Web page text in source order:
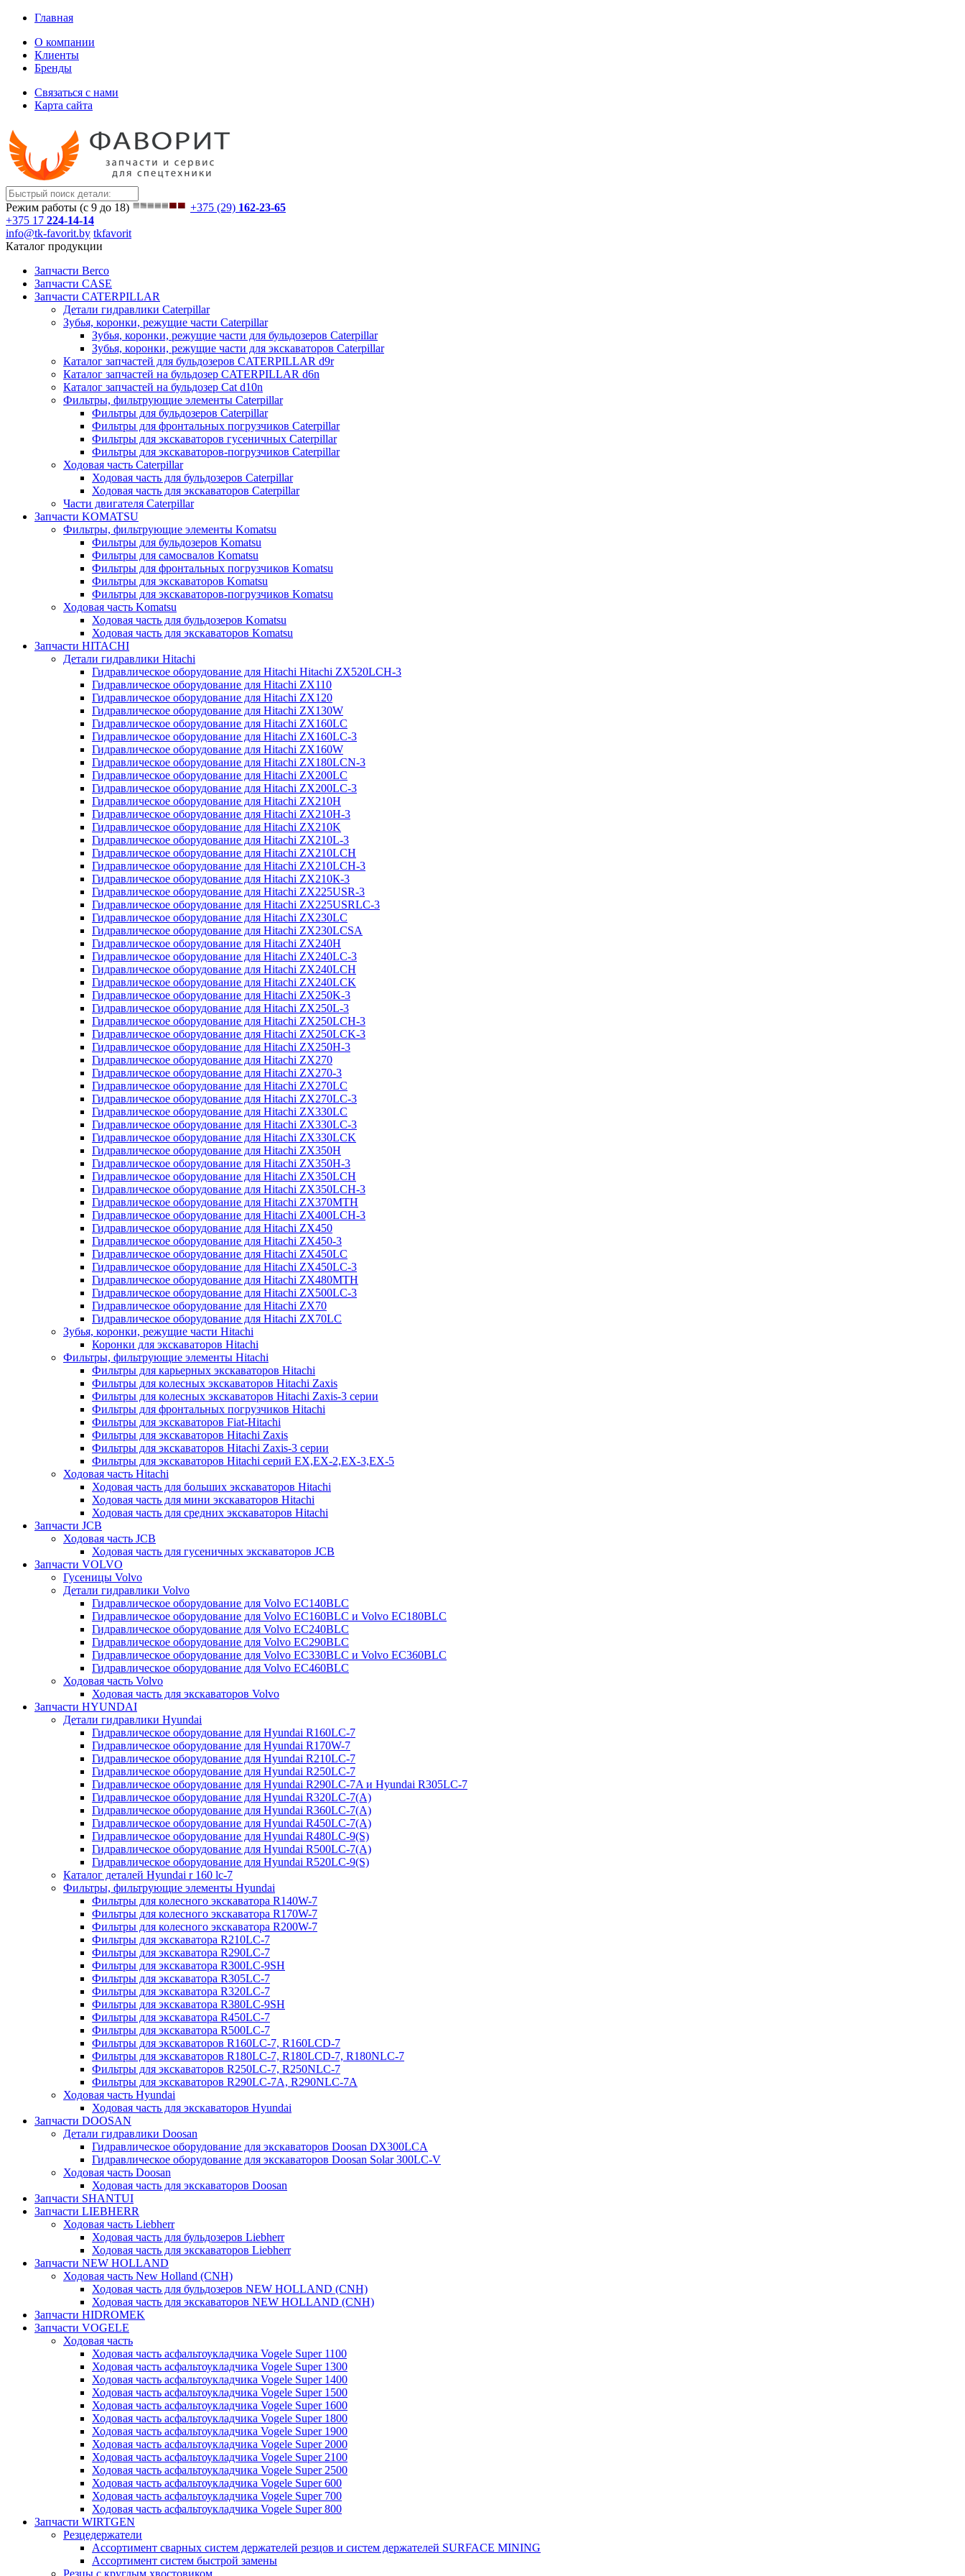
Главная
О компании
Клиенты
Бренды
Связаться с нами
Карта сайта
Режим работы (с 9 до 18) +375 (29) 162-23-65
+375 17 224-14-14
info@tk-favorit.by tkfavorit
Каталог продукции
Запчасти Berco
Запчасти CASE
Запчасти CATERPILLAR
Детали гидравлики Caterpillar
Зубья, коронки, режущие части Caterpillar
Зубья, коронки, режущие части для бульдозеров Caterpillar
Зубья, коронки, режущие части для экскаваторов Caterpillar
Каталог запчастей для бульдозеров CATERPILLAR d9r
Каталог запчастей на бульдозер CATERPILLAR d6n
Каталог запчастей на бульдозер Сat d10n
Фильтры, фильтрующие элементы Caterpillar
Фильтры для бульдозеров Caterpillar
Фильтры для фронтальных погрузчиков Caterpillar
Фильтры для экскаваторов гусеничных Caterpillar
Фильтры для экскаваторов-погрузчиков Caterpillar
Ходовая часть Caterpillar
Ходовая часть для бульдозеров Caterpillar
Ходовая часть для экскаваторов Caterpillar
Части двигателя Caterpillar
Запчасти KOMATSU
Фильтры, фильтрующие элементы Komatsu
Фильтры для бульдозеров Komatsu
Фильтры для самосвалов Komatsu
Фильтры для фронтальных погрузчиков Komatsu
Фильтры для экскаваторов Komatsu
Фильтры для экскаваторов-погрузчиков Komatsu
Ходовая часть Komatsu
Ходовая часть для бульдозеров Komatsu
Ходовая часть для экскаваторов Komatsu
Запчасти HITACHI
Детали гидравлики Hitachi
Гидравлическое оборудование для Hitachi Hitachi ZX520LCH-3
Гидравлическое оборудование для Hitachi ZX110
Гидравлическое оборудование для Hitachi ZX120
Гидравлическое оборудование для Hitachi ZX130W
Гидравлическое оборудование для Hitachi ZX160LC
Гидравлическое оборудование для Hitachi ZX160LC-3
Гидравлическое оборудование для Hitachi ZX160W
Гидравлическое оборудование для Hitachi ZX180LCN-3
Гидравлическое оборудование для Hitachi ZX200LC
Гидравлическое оборудование для Hitachi ZX200LC-3
Гидравлическое оборудование для Hitachi ZX210H
Гидравлическое оборудование для Hitachi ZX210H-3
Гидравлическое оборудование для Hitachi ZX210K
Гидравлическое оборудование для Hitachi ZX210L-3
Гидравлическое оборудование для Hitachi ZX210LCH
Гидравлическое оборудование для Hitachi ZX210LCH-3
Гидравлическое оборудование для Hitachi ZX210К-3
Гидравлическое оборудование для Hitachi ZX225USR-3
Гидравлическое оборудование для Hitachi ZX225USRLC-3
Гидравлическое оборудование для Hitachi ZX230LC
Гидравлическое оборудование для Hitachi ZX230LCSA
Гидравлическое оборудование для Hitachi ZX240H
Гидравлическое оборудование для Hitachi ZX240LC-3
Гидравлическое оборудование для Hitachi ZX240LCH
Гидравлическое оборудование для Hitachi ZX240LCK
Гидравлическое оборудование для Hitachi ZX250K-3
Гидравлическое оборудование для Hitachi ZX250L-3
Гидравлическое оборудование для Hitachi ZX250LCH-3
Гидравлическое оборудование для Hitachi ZX250LCK-3
Гидравлическое оборудование для Hitachi ZX250Н-3
Гидравлическое оборудование для Hitachi ZX270
Гидравлическое оборудование для Hitachi ZX270-3
Гидравлическое оборудование для Hitachi ZX270LC
Гидравлическое оборудование для Hitachi ZX270LC-3
Гидравлическое оборудование для Hitachi ZX330LC
Гидравлическое оборудование для Hitachi ZX330LC-3
Гидравлическое оборудование для Hitachi ZX330LCK
Гидравлическое оборудование для Hitachi ZX350H
Гидравлическое оборудование для Hitachi ZX350H-3
Гидравлическое оборудование для Hitachi ZX350LCH
Гидравлическое оборудование для Hitachi ZX350LCH-3
Гидравлическое оборудование для Hitachi ZX370MTH
Гидравлическое оборудование для Hitachi ZX400LCH-3
Гидравлическое оборудование для Hitachi ZX450
Гидравлическое оборудование для Hitachi ZX450-3
Гидравлическое оборудование для Hitachi ZX450LC
Гидравлическое оборудование для Hitachi ZX450LC-3
Гидравлическое оборудование для Hitachi ZX480MTH
Гидравлическое оборудование для Hitachi ZX500LC-3
Гидравлическое оборудование для Hitachi ZX70
Гидравлическое оборудование для Hitachi ZX70LC
Зубья, коронки, режущие части Hitachi
Коронки для экскаваторов Hitachi
Фильтры, фильтрующие элементы Hitachi
Фильтры для карьерных экскаваторов Hitachi
Фильтры для колесных экскаваторов Hitachi Zaxis
Фильтры для колесных экскаваторов Hitachi Zaxis-3 серии
Фильтры для фронтальных погрузчиков Hitachi
Фильтры для экскаваторов Fiat-Hitachi
Фильтры для экскаваторов Hitachi Zaxis
Фильтры для экскаваторов Hitachi Zaxis-3 серии
Фильтры для экскаваторов Hitachi серий EX,EX-2,EX-3,EX-5
Ходовая часть Hitachi
Ходовая часть для больших экскаваторов Hitachi
Ходовая часть для мини экскаваторов Hitachi
Ходовая часть для средних экскаваторов Hitachi
Запчасти JCB
Ходовая часть JCB
Ходовая часть для гусеничных экскаваторов JCB
Запчасти VOLVO
Гусеницы Volvo
Детали гидравлики Volvo
Гидравлическое оборудование для Volvo EC140BLC
Гидравлическое оборудование для Volvo EC160BLC и Volvo EC180BLC
Гидравлическое оборудование для Volvo EC240BLC
Гидравлическое оборудование для Volvo EC290BLC
Гидравлическое оборудование для Volvo EC330BLC и Volvo EC360BLC
Гидравлическое оборудование для Volvo EC460BLC
Ходовая часть Volvo
Ходовая часть для экскаваторов Volvo
Запчасти HYUNDAI
Детали гидравлики Hyundai
Гидравлическое оборудование для Hyundai R160LC-7
Гидравлическое оборудование для Hyundai R170W-7
Гидравлическое оборудование для Hyundai R210LC-7
Гидравлическое оборудование для Hyundai R250LC-7
Гидравлическое оборудование для Hyundai R290LC-7A и Hyundai R305LC-7
Гидравлическое оборудование для Hyundai R320LC-7(A)
Гидравлическое оборудование для Hyundai R360LC-7(A)
Гидравлическое оборудование для Hyundai R450LC-7(A)
Гидравлическое оборудование для Hyundai R480LC-9(S)
Гидравлическое оборудование для Hyundai R500LC-7(A)
Гидравлическое оборудование для Hyundai R520LC-9(S)
Каталог деталей Hyundai r 160 lc-7
Фильтры, фильтрующие элементы Hyundai
Фильтры для колесного экскаватора R140W-7
Фильтры для колесного экскаватора R170W-7
Фильтры для колесного экскаватора R200W-7
Фильтры для экскаватора R210LC-7
Фильтры для экскаватора R290LC-7
Фильтры для экскаватора R300LC-9SH
Фильтры для экскаватора R305LC-7
Фильтры для экскаватора R320LC-7
Фильтры для экскаватора R380LC-9SH
Фильтры для экскаватора R450LC-7
Фильтры для экскаватора R500LC-7
Фильтры для экскаваторов R160LC-7, R160LCD-7
Фильтры для экскаваторов R180LC-7, R180LCD-7, R180NLC-7
Фильтры для экскаваторов R250LC-7, R250NLC-7
Фильтры для экскаваторов R290LC-7A, R290NLC-7A
Ходовая часть Hyundai
Ходовая часть для экскаваторов Hyundai
Запчасти DOOSAN
Детали гидравлики Doosan
Гидравлическое оборудование для экскаваторов Doosan DX300LCA
Гидравлическое оборудование для экскаваторов Doosan Solar 300LC-V
Ходовая часть Doosan
Ходовая часть для экскаваторов Doosan
Запчасти SHANTUI
Запчасти LIEBHERR
Ходовая часть Liebherr
Ходовая часть для бульдозеров Liebherr
Ходовая часть для экскаваторов Liebherr
Запчасти NEW HOLLAND
Ходовая часть New Holland (CNH)
Ходовая часть для бульдозеров NEW HOLLAND (CNH)
Ходовая часть для экскаваторов NEW HOLLAND (CNH)
Запчасти HIDROMEK
Запчасти VOGELE
Ходовая часть
Ходовая часть асфальтоукладчика Vogele Super 1100
Ходовая часть асфальтоукладчика Vogele Super 1300
Ходовая часть асфальтоукладчика Vogele Super 1400
Ходовая часть асфальтоукладчика Vogele Super 1500
Ходовая часть асфальтоукладчика Vogele Super 1600
Ходовая часть асфальтоукладчика Vogele Super 1800
Ходовая часть асфальтоукладчика Vogele Super 1900
Ходовая часть асфальтоукладчика Vogele Super 2000
Ходовая часть асфальтоукладчика Vogele Super 2100
Ходовая часть асфальтоукладчика Vogele Super 2500
Ходовая часть асфальтоукладчика Vogele Super 600
Ходовая часть асфальтоукладчика Vogele Super 700
Ходовая часть асфальтоукладчика Vogele Super 800
Запчасти WIRTGEN
Резцедержатели
Ассортимент сварных систем держателей резцов и систем держателей SURFACE MINING
Ассортимент систем быстрой замены
Резцы с круглым хвостовиком